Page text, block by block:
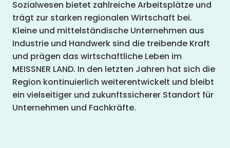
Sozialwesen bietet zahlreiche Arbeitsplätze und
trägt zur starken regionalen Wirtschaft bei.
Kleine und mittelständische Unternehmen aus
Industrie und Handwerk sind die treibende Kraft
und prägen das wirtschaftliche Leben im
MEISSNER LAND. In den letzten Jahren hat sich die
Region kontinuierlich weiterentwickelt und bleibt
ein vielseitiger und zukunftssicherer Standort für
Unternehmen und Fachkräfte.